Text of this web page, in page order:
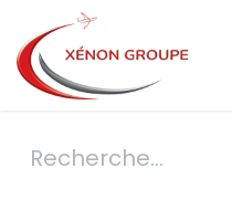
Se rendre au contenu